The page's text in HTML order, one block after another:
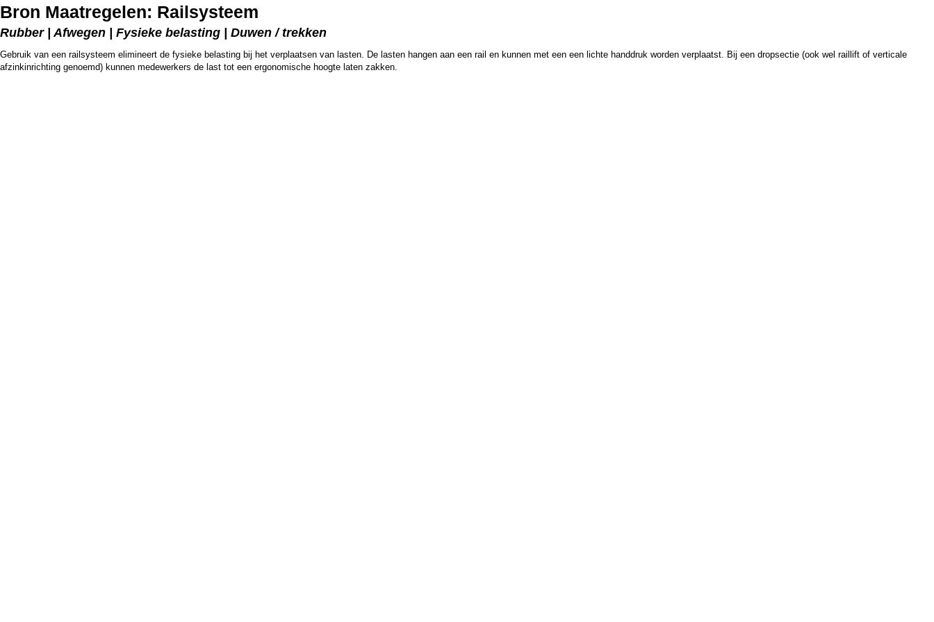
Bron Maatregelen: Railsysteem
Rubber | Afwegen | Fysieke belasting | Duwen / trekken
Gebruik van een railsysteem elimineert de fysieke belasting bij het verplaatsen van lasten. De lasten hangen aan een rail en kunnen met een een lichte handdruk worden verplaatst. Bij een dropsectie (ook wel raillift of verticale
afzinkinrichting genoemd) kunnen medewerkers de last tot een ergonomische hoogte laten zakken.